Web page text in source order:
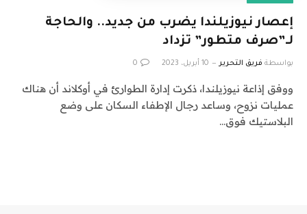
إعصار نيوزيلندا يضرب من جديد.. والحاجة
لـ”صرف متطور” تزداد
بواسطة فريق التحرير 10 أبريل، 2023 0
ووفق إذاعة نيوزيلندا، ذكرت إدارة الطوارئ في أوكلاند أن هناك
عمليات نزوح، وساعد رجال الإطفاء السكان على وضع
البلاستيك فوق…